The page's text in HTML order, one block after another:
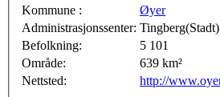
Kommune :
Øyer
Administrasjonssenter: Tingberg(Stadt)
Befolkning:
5 101
Område:
639 km²
Nettsted:
http://